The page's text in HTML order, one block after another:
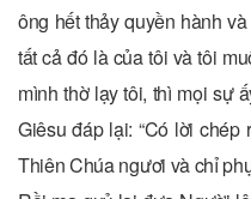
ông hết thảy quyền hành
tất cả đó là của tôi và tôi
mình thờ lạy tôi, thì mọi sự
Giêsu đáp lại: “Có lời
Thiên Chúa ngươi và chỉ